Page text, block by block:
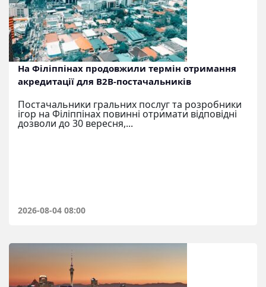
На Філіппінах продовжили термін отримання
акредитації для B2B-постачальників
Постачальники гральних послуг та розробники
ігор на Філіппінах повинні отримати відповідні
дозволи до 30 вересня,...
2026-08-04 08:00